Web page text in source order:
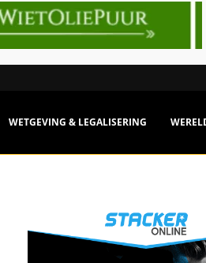
WETGEVING & LEGALISERING